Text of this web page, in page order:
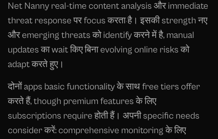
Net Nanny real-time content analysis और immediate
threat response पर focus करता है। इसकी strength नए
और emerging threats को identify करने में है, manual
updates का wait किए बिना evolving online risks को
adapt करते हुए।
दोनों apps basic functionality के साथ free tiers offer
करते हैं, though premium features के लिए
subscriptions require होती हैं। अपनी specific needs
consider करें: comprehensive monitoring के लिए